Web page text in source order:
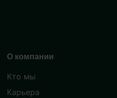
О компании
Кто мы
Карьера